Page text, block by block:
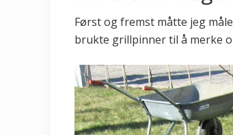
Først og fremst måtte jeg
brukte grillpinner til å merke